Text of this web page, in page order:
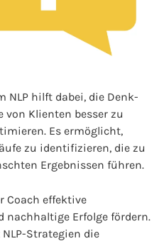
NLP hilft dabei, die Denk-
von Klienten besser zu
Es ermöglicht,
zu identifizieren, die zu
Ergebnissen führen.
Coach effektive
nachhaltige Erfolge fördern.
Strategien die